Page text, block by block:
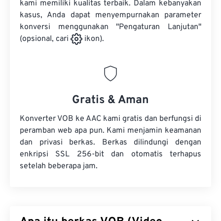
kami memiliki kualitas terbaik. Dalam kebanyakan
kasus, Anda dapat menyempurnakan parameter
konversi menggunakan "Pengaturan Lanjutan"
(opsional, cari
ikon).
Gratis & Aman
Konverter VOB ke AAC kami gratis dan berfungsi di
peramban web apa pun. Kami menjamin keamanan
dan privasi berkas. Berkas dilindungi dengan
enkripsi SSL 256-bit dan otomatis terhapus
setelah beberapa jam.